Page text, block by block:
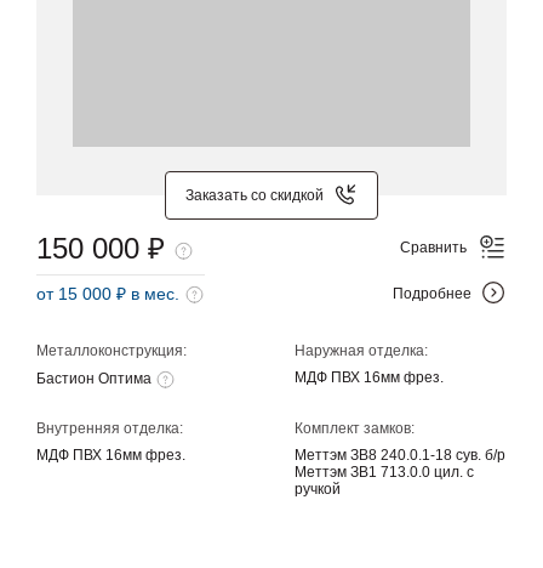
Заказать со скидкой
Металлоконструкция:
Бастион Оптима
Наружная отделка:
МДФ ПВХ 16мм фрез.
Внутренняя отделка:
МДФ ПВХ 16мм фрез.
Комплект замков:
Меттэм ЗВ8 240.0.1-18 сув. б/р
Меттэм ЗВ1 713.0.0 цил. с
ручкой
150 000 ₽
от 15 000 ₽ в мес.
Сравнить
Подробнее